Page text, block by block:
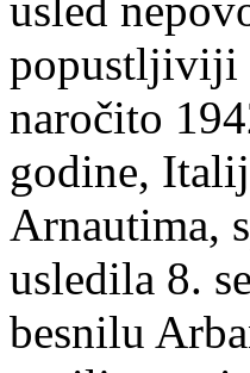
usled
popustljiviji
naročito
godine,
Arnautima,
usledila 8.
besnilu